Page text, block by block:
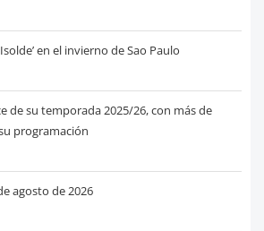
en el invierno de Sao Paulo
de su temporada 2025/26, con más de
programación
agosto de 2026